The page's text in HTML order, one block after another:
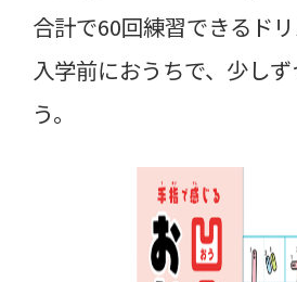
合計で60回練習できるドリ
入学前におうちで、少し
う。